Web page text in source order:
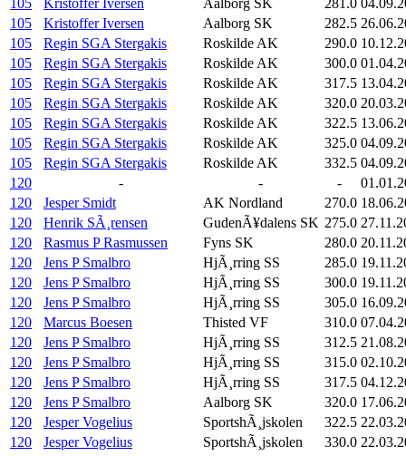
105
Kristoffer Iversen Aalborg SK 282.5
105
Regin SGA Stergakis Roskilde AK 290.0
105
Regin SGA Stergakis Roskilde AK 300.0
105
Regin SGA Stergakis Roskilde AK 317.5
105
Regin SGA Stergakis Roskilde AK 320.0
105
Regin SGA Stergakis Roskilde AK 322.5
105
Regin SGA Stergakis Roskilde AK 325.0
105
Regin SGA Stergakis Roskilde AK 332.5
120
- - -
120
Jesper Smidt AK Nordland 270.0
120
Henrik SÃ¸rensen GudenÃ¥dalens SK 275.0
120
Rasmus P Rasmussen Fyns SK 280.0
120
Jens P Smalbro HjÃ¸rring SS 285.0
120
Jens P Smalbro HjÃ¸rring SS 300.0
120
Jens P Smalbro HjÃ¸rring SS 305.0
120
Marcus Boesen Thisted VF 310.0
120
Jens P Smalbro HjÃ¸rring SS 312.5
120
Jens P Smalbro HjÃ¸rring SS 315.0
120
Jens P Smalbro HjÃ¸rring SS 317.5
120
Jens P Smalbro Aalborg SK 320.0
120
Jesper Vogelius SportshÃ¸jskolen 322.5
120
Jesper Vogelius SportshÃ¸jskolen 330.0